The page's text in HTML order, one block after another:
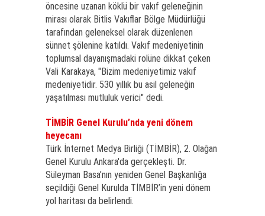
öncesine uzanan köklü bir vakıf geleneğinin
mirası olarak Bitlis Vakıflar Bölge Müdürlüğü
tarafından geleneksel olarak düzenlenen
sünnet şölenine katıldı. Vakıf medeniyetinin
toplumsal dayanışmadaki rolüne dikkat çeken
Vali Karakaya, "Bizim medeniyetimiz vakıf
medeniyetidir. 530 yıllık bu asil geleneğin
yaşatılması mutluluk verici" dedi.
TİMBİR Genel Kurulu’nda yeni dönem
heyecanı
Türk İnternet Medya Birliği (TİMBİR), 2. Olağan
Genel Kurulu Ankara'da gerçekleşti. Dr.
Süleyman Basa’nın yeniden Genel Başkanlığa
seçildiği Genel Kurulda TİMBİR’in yeni dönem
yol haritası da belirlendi.